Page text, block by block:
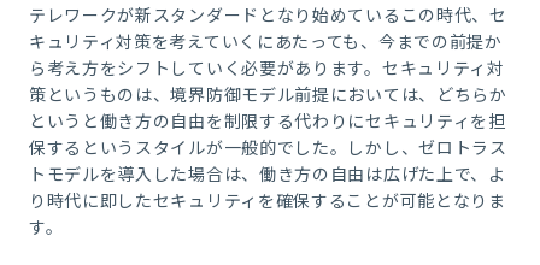
テレワークが新スタンダードとなり始めているこの時代、セ
キュリティ対策を考えていくにあたっても、今までの前提か
ら考え方をシフトしていく必要があります。セキュリティ対
策というものは、境界防御モデル前提においては、どちらか
というと働き方の自由を制限する代わりにセキュリティを担
保するというスタイルが一般的でした。しかし、ゼロトラス
トモデルを導入した場合は、働き方の自由は広げた上で、よ
り時代に即したセキュリティを確保することが可能となりま
す。